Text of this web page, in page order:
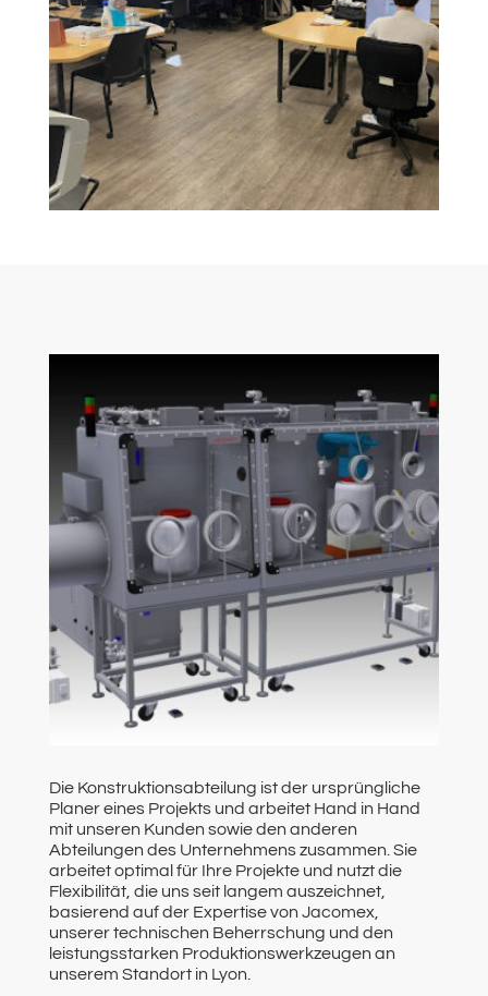
Die Konstruktionsabteilung ist der ursprüngliche
Planer eines Projekts und arbeitet Hand in Hand
mit unseren Kunden sowie den anderen
Abteilungen des Unternehmens zusammen. Sie
arbeitet optimal für Ihre Projekte und nutzt die
Flexibilität, die uns seit langem auszeichnet,
basierend auf der Expertise von Jacomex,
unserer technischen Beherrschung und den
leistungsstarken Produktionswerkzeugen an
unserem Standort in Lyon.